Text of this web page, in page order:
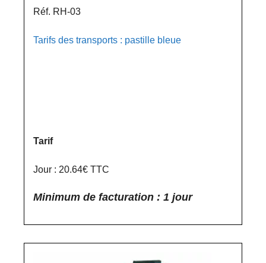
Réf. RH-03
Tarifs des transports : pastille bleue
Tarif
Jour : 20.64€ TTC
Minimum de facturation : 1 jour